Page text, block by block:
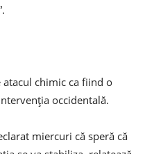
atacul chimic ca fiind o
occidentală.
miercuri că speră că